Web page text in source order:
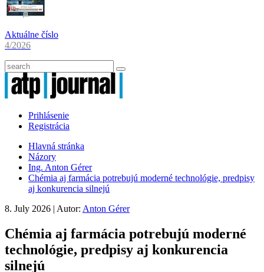
Aktuálne číslo
4/2026
Prihlásenie
Registrácia
Hlavná stránka
Názory
Ing. Anton Gérer
Chémia aj farmácia potrebujú moderné technológie, predpisy
aj konkurencia silnejú
8. July 2026 | Autor: Anton Gérer
Chémia aj farmácia potrebujú moderné
technológie, predpisy aj konkurencia
silnejú